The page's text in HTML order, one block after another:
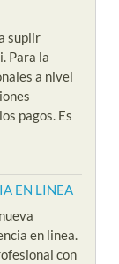
suplir
Para la
a nivel
pagos. Es
EN LINEA
en linea.
con